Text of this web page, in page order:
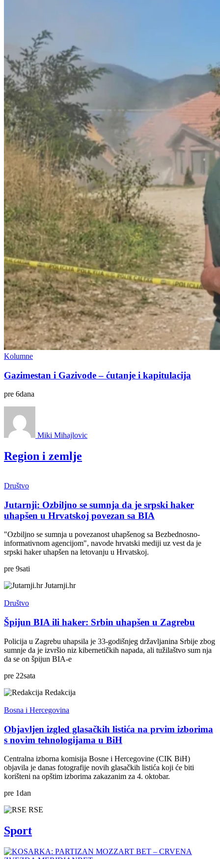
Kolumne
Gazimestan i Gazivode – ćutanje i kapitulacija
pre 6dana
Miki Mihajlovic
Region i zemlje
Društvo
Jutarnji: Ozbiljno se sumnja da je srpski haker
uhapšen u Hrvatskoj povezan sa BIA
"Ozbiljno se sumnja u povezanost uhapšenog sa Bezbednosno-
informativnom agencijom", navode hrvatski mediji uz vest da je
srpski haker uhapšen na letovanju u Hrvatskoj.
pre 9sati
Jutarnji.hr
Društvo
Špijun BIA ili haker: Srbin uhapšen u Zagrebu
Policija u Zagrebu uhapsila je 33-godišnjeg državljanina Srbije zbog
sumnje da je izvršio niz kibernetičkih napada, ali tužilaštvo sum nja
da se on špijun BIA-e
pre 22sata
Redakcija
Bosna i Hercegovina
Objavljen izgled glasačkih listića na prvim izborima
s novim tehnologijama u BiH
Centralna izborna komisija Bosne i Hercegovine (CIK BiH)
objavila je danas fotografije novih glasačkih listića koji će biti
korišteni na opštim izborima zakazanim za 4. oktobar.
pre 1dan
RSE
Sport